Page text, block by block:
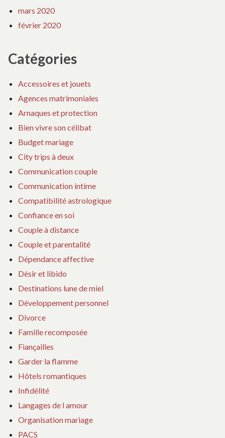
mars 2020
février 2020
Catégories
Accessoires et jouets
Agences matrimoniales
Arnaques et protection
Bien vivre son célibat
Budget mariage
City trips à deux
Communication couple
Communication intime
Compatibilité astrologique
Confiance en soi
Couple à distance
Couple et parentalité
Dépendance affective
Désir et libido
Destinations lune de miel
Développement personnel
Divorce
Famille recomposée
Fiançailles
Garder la flamme
Hôtels romantiques
Infidélité
Langages de l amour
Organisation mariage
PACS